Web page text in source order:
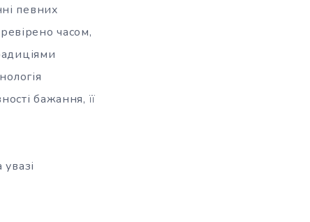
певних
часом,
бажання, її